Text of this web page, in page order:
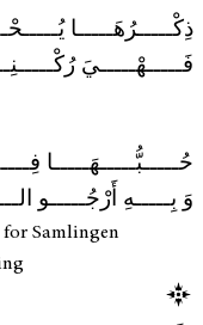
ذِكْـــــرُهَـــــا
فَـــــهْـــــيَ
حُـــــبُّـــــهَـــــا
وَ بِـــــهِ أَرْجُـــــو
Samlingen